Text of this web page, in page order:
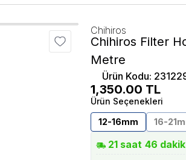
Chihiros
Chihiros Filter
Metre
Ürün Kodu:
1,350.00 TL
Ürün Seçenekleri
12-16mm
16-
21 saat 46